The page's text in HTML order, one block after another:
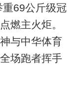
69公斤级冠
燃主火炬。
与中华体育
场跑者挥手